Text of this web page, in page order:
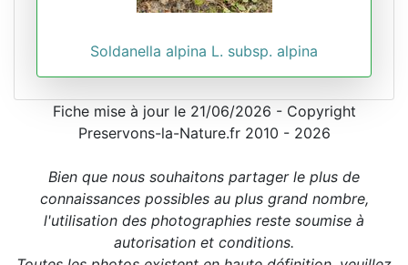
Soldanella alpina L. subsp. alpina
Fiche mise à jour le 21/06/2026 - Copyright
Preservons-la-Nature.fr 2010 - 2026
Bien que nous souhaitons partager le plus de
connaissances possibles au plus grand nombre,
l'utilisation des photographies reste soumise à
autorisation et conditions.